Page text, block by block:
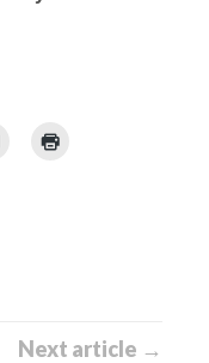
Next article →